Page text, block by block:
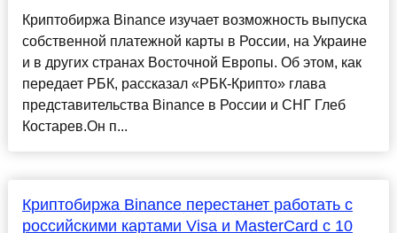
Криптобиржа Binance изучает возможность выпуска
собственной платежной карты в России, на Украине
и в других странах Восточной Европы. Об этом, как
передает РБК, рассказал «РБК-Крипто» глава
представительства Binance в России и СНГ Глеб
Костарев.Он п...
Криптобиржа Binance перестанет работать с
российскими картами Visa и MasterCard с 10